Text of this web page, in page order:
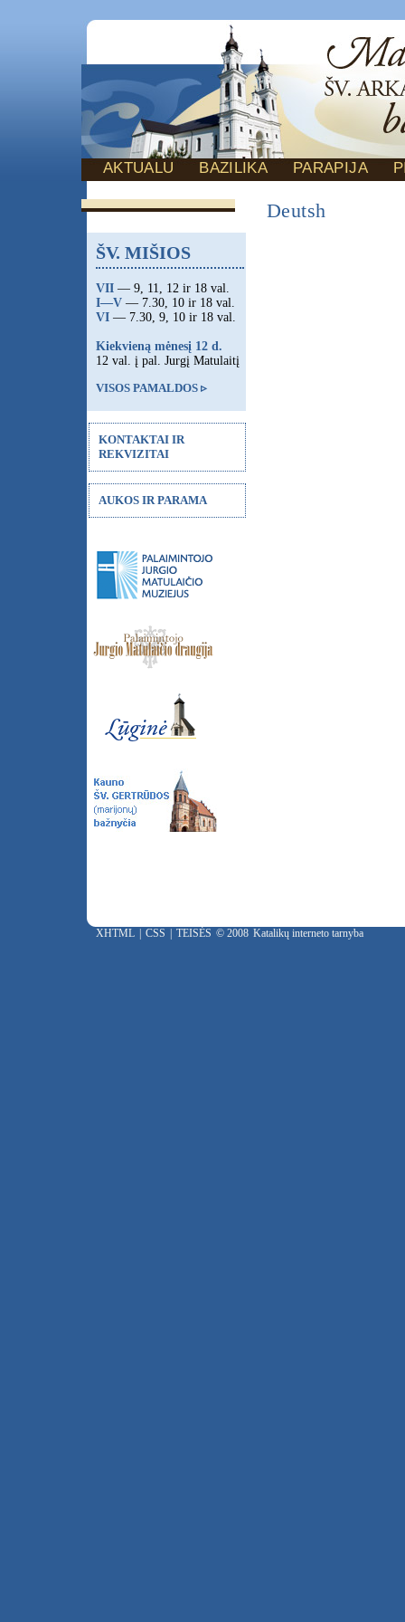
AKTUALU BAZILIKA PARAPIJA
Deutsh
ŠV. MIŠIOS
VII — 9, 11, 12 ir 18 val.
I—V — 7.30, 10 ir 18 val.
VI — 7.30, 9, 10 ir 18 val.
Kiekvieną mėnesį 12 d.
12 val. į pal. Jurgį Matulaitį
VISOS PAMALDOS ▹
KONTAKTAI IR
REKVIZITAI
AUKOS IR PARAMA
XHTML CSS TEISĖS © 2008 Katalikų interneto tarnyba